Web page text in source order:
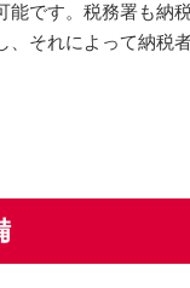
能です。税務署も納
、それによって納税